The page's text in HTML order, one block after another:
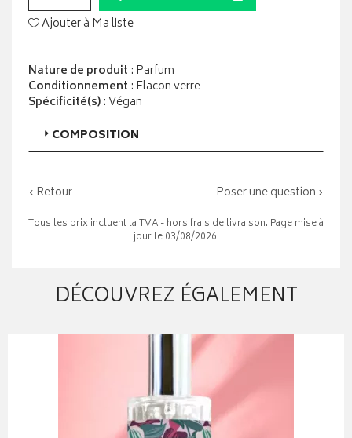
Ajouter à Ma liste
Nature de produit : Parfum
Conditionnement : Flacon verre
Spécificité(s): Végan
COMPOSITION
‹ Retour Poser une question ›
Tous les prix incluent la TVA - hors frais de livraison. Page mise à
jour le 03/08/2026.
DÉCOUVREZ ÉGALEMENT